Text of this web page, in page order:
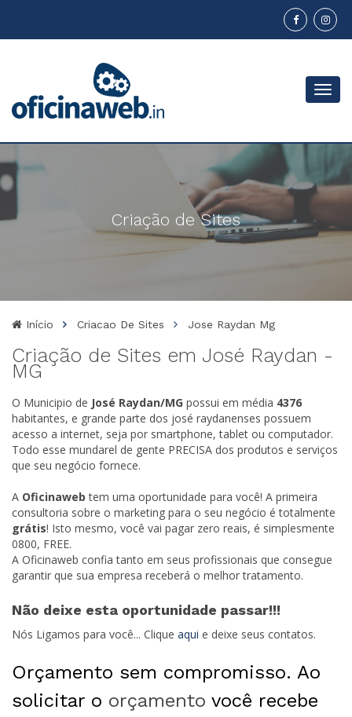
Menu
Criação de Sites
Início Criacao De Sites Jose Raydan Mg
Criação de Sites em José Raydan -
MG
O Municipio de José Raydan/MG possui em média 4376
habitantes, e grande parte dos josé raydanenses possuem
acesso a internet, seja por smartphone, tablet ou computador.
Todo esse mundarel de gente PRECISA dos produtos e serviços
que seu negócio fornece.
A Oficinaweb tem uma oportunidade para você! A primeira
consultoria sobre o marketing para o seu negócio é totalmente
grátis! Isto mesmo, você vai pagar zero reais, é simplesmente
0800, FREE.
A Oficinaweb confia tanto em seus profissionais que consegue
garantir que sua empresa receberá o melhor tratamento.
Não deixe esta oportunidade passar!!!
Nós Ligamos para você... Clique aqui e deixe seus contatos.
Orçamento sem compromisso. Ao
solicitar o orçamento você recebe